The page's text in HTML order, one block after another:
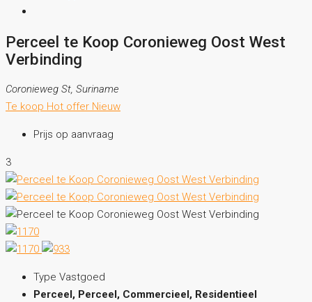
Perceel te Koop Coronieweg Oost West
Verbinding
Coronieweg St, Suriname
Te koop Hot offer Nieuw
Prijs op aanvraag
3
Type Vastgoed
Perceel, Perceel, Commercieel, Residentieel